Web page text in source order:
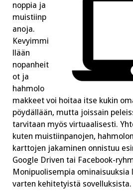
noppia ja
muistiinp
anoja.
Kevyimmi
llään
nopanheit
ot ja
hahmolo
makkeet voi hoitaa itse kukin
pöydällään, mutta joissain
tarvitaan myös virtuaalisesti.
kuten muistiinpanojen,
karttojen jakaminen onnistuu
Google Driven tai Facebook-
Monipuolisempia
varten kehitetyistä sovelluksista.